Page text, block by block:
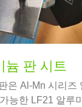
늄 판 시트
은 Al-Mn 시리즈
능한 LF21 알루